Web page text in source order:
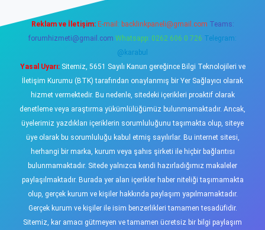
Reklam ve İletişim: E-mail: backlinkpaneli@gmail.com Teams:
forumhizmeti@gmail.com Whatsapp: 0262 606 0 726 Telegram:
@karabul
Yasal Uyarı:Sitemiz, 5651 Sayılı Kanun gereğince Bilgi Teknolojileri ve
İletişim Kurumu (BTK) tarafından onaylanmış bir Yer Sağlayıcı olarak
hizmet vermektedir. Bu nedenle, sitedeki içerikleri proaktif olarak
denetleme veya araştırma yükümlülüğümüz bulunmamaktadır. Ancak,
üyelerimiz yazdıkları içeriklerin sorumluluğunu taşımakta olup, siteye
üye olarak bu sorumluluğu kabul etmiş sayılırlar. Bu internet sitesi,
herhangi bir marka, kurum veya şahıs şirketi ile hiçbir bağlantısı
bulunmamaktadır. Sitede yalnızca kendi hazırladığımız makaleler
paylaşılmaktadır. Burada yer alan içerikler haber niteliği taşımamakta
olup, gerçek kurum ve kişiler hakkında paylaşım yapılmamaktadır.
Gerçek kurum ve kişiler ile isim benzerlikleri tamamen tesadüfidir.
Sitemiz, kar amacı gütmeyen ve tamamen ücretsiz bir bilgi paylaşım